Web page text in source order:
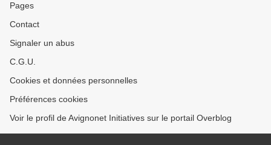
Pages
Contact
Signaler un abus
C.G.U.
Cookies et données personnelles
Préférences cookies
Voir le profil de Avignonet Initiatives sur le portail Overblog